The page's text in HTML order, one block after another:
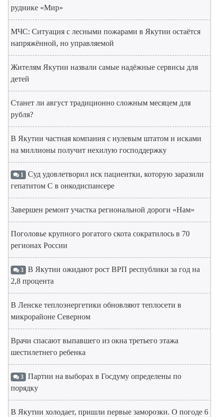
руднике «Мир»
МЧС: Ситуация с лесными пожарами в Якутии остаётся
напряжённой, но управляемой
Жителям Якутии назвали самые надёжные сервисы для
детей
Станет ли август традиционно сложным месяцем для
рубля?
В Якутии частная компания с нулевым штатом и исками
на миллионы получит нехилую господдержку
1 Суд удовлетворил иск пациентки, которую заразили
гепатитом С в онкодиспансере
Завершен ремонт участка региональной дороги «Нам»
Поголовье крупного рогатого скота сократилось в 70
регионах России
3 В Якутии ожидают рост ВРП республики за год на
2,8 процента
В Ленске теплоэнергетики обновляют теплосети в
микрорайоне Северном
Врачи спасают выпавшего из окна третьего этажа
шестилетнего ребенка
3 Партии на выборах в Госдуму определены по
порядку
В Якутии холодает, пришли первые заморозки. О погоде 6